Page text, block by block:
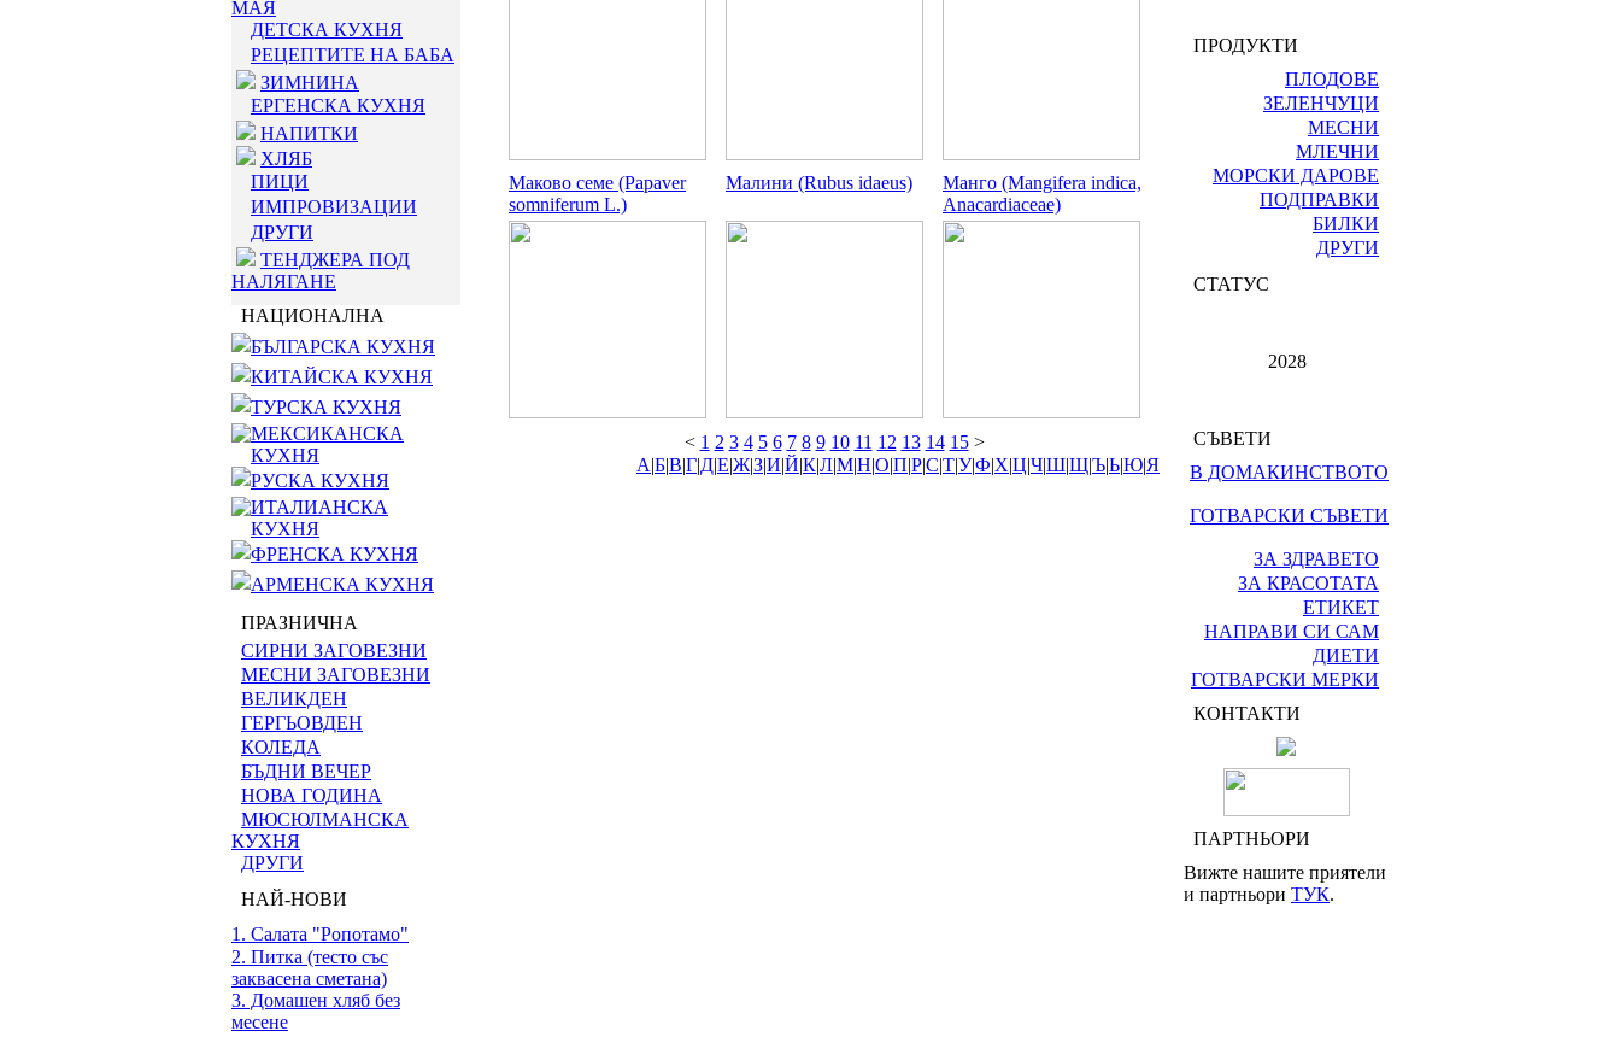
МАЯ
ДЕТСКА КУХНЯ
РЕЦЕПТИТЕ НА БАБА
ЗИМНИНА
ЕРГЕНСКА КУХНЯ
НАПИТКИ
ХЛЯБ
ПИЦИ
ИМПРОВИЗАЦИИ
ДРУГИ
ТЕНДЖЕРА ПОД
НАЛЯГАНЕ
НАЦИОНАЛНА
БЪЛГАРСКА КУХНЯ
КИТАЙСКА КУХНЯ
ТУРСКА КУХНЯ
МЕКСИКАНСКА
КУХНЯ
РУСКА КУХНЯ
ИТАЛИАНСКА
КУХНЯ
ФРЕНСКА КУХНЯ
АРМЕНСКА КУХНЯ
ПРАЗНИЧНА
СИРНИ ЗАГОВЕЗНИ
МЕСНИ ЗАГОВЕЗНИ
ВЕЛИКДЕН
ГЕРГЬОВДЕН
КОЛЕДА
БЪДНИ ВЕЧЕР
НОВА ГОДИНА
МЮСЮЛМАНСКА
КУХНЯ
ДРУГИ
НАЙ-НОВИ
1. Салата "Ропотамо"
2. Питка (тесто със
заквасена сметана)
3. Домашен хляб без
месене
Маково семе (Papaver
somniferum L.)
Малини (Rubus idaeus)
Манго (Mangifera indica,
Anacardiaceae)
< 1 2 3 4 5 6 7 8 9 10 11 12 13 14 15>
А|Б|В|Г|Д|Е|Ж|З|И|Й|К|Л|М|Н|О|П|Р|С|Т|У|Ф|Х|Ц|Ч|Ш|Щ|Ъ|Ь|Ю|Я
ПРОДУКТИ
ПЛОДОВЕ
ЗЕЛЕНЧУЦИ
МЕСНИ
МЛЕЧНИ
МОРСКИ ДАРОВЕ
ПОДПРАВКИ
БИЛКИ
ДРУГИ
СТАТУС
2028
СЪВЕТИ
В ДОМАКИНСТВОТО
ГОТВАРСКИ СЪВЕТИ
ЗА ЗДРАВЕТО
ЗА КРАСОТАТА
ЕТИКЕТ
НАПРАВИ СИ САМ
ДИЕТИ
ГОТВАРСКИ МЕРКИ
КОНТАКТИ
ПАРТНЬОРИ
Вижте нашите приятели
и партньори ТУК.